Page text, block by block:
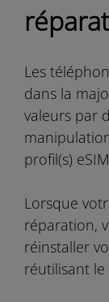
Les
dans la
valeurs par
profil(s)
Lorsque
réparation,
réinstaller
réutilisant le